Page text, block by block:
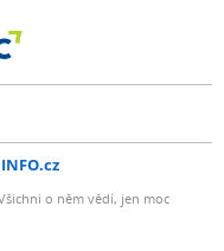
INFO.cz
o něm vědí, jen moc